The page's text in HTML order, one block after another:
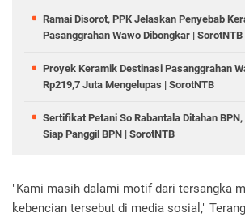
Ramai Disorot, PPK Jelaskan Penyebab
Pasanggrahan Wawo Dibongkar | SorotNTB
Proyek Keramik Destinasi Pasanggrahan
Rp219,7 Juta Mengelupas | SorotNTB
Sertifikat Petani So Rabantala Ditahan BPN,
Siap Panggil BPN | SorotNTB
"Kami masih dalami motif dari tersangka
kebencian tersebut di media sosial,"